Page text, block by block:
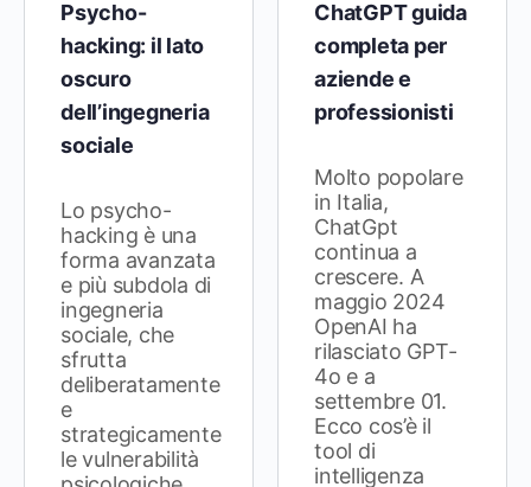
Psycho-
hacking: il lato
oscuro
dell’ingegneria
sociale
Lo psycho-
hacking è una
forma avanzata
e più subdola di
ingegneria
sociale, che
sfrutta
deliberatamente
e
strategicamente
le vulnerabilità
ChatGPT guida
completa per
aziende e
professionisti
Molto popolare
in Italia,
ChatGpt
continua a
crescere. A
maggio 2024
OpenAI ha
rilasciato GPT-
4o e a
settembre 01.
Ecco cos’è il
tool di
intelligenza